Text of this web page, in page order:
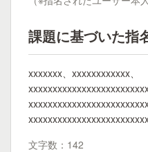
課題に基づいた指
xxxxxxx、xxxxxxxxxxxx、
文字数：142